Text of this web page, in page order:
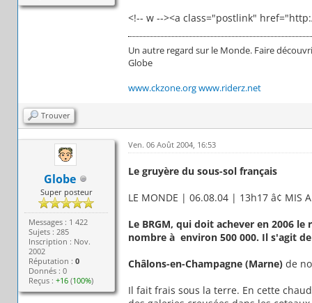
<!-- w --><a class="postlink"
Un autre regard sur le Monde. Faire
Globe
www.ckzone.orgwww.riderz.net
Trouver
Globe
Super posteur
Messages : 1 422
Sujets : 285
Inscription : Nov.
2002
Réputation :0
Donnés : 0
Reçus :+16 (100%)
Ven. 06 Août 2004, 16:53
Le gruyère du sous-sol français
LE MONDE | 06.08.04 | 13h17 â¢ MIS
Le BRGM, qui doit achever en 2006
nombre à environ 500 000. Il s'agit
Châlons-en-Champagne (Marne)de
Il fait frais sous la terre. En cette